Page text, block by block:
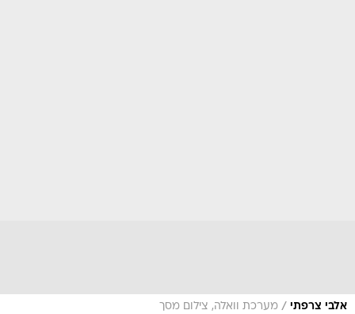
אלבי צרפתי / מערכת וואלה, צילום מסך